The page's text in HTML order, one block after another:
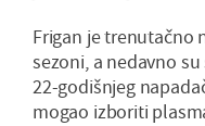
Frigan je trenutačno
sezoni, a nedavno
22-godišnjeg
mogao izboriti